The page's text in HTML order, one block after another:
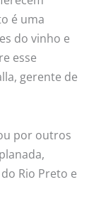
é uma
do vinho e
esse
gerente de
por outros
Rio Preto e